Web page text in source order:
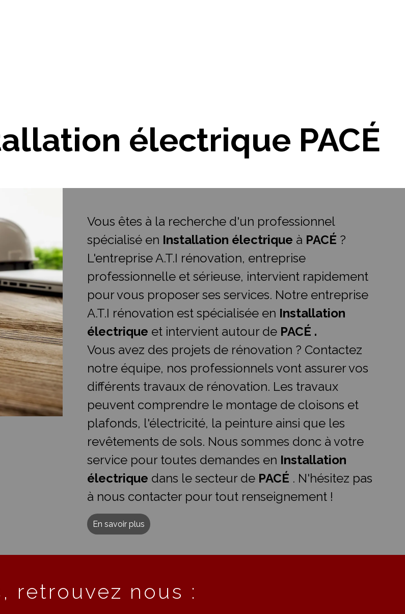
électrique PACÉ
Vous êtes à la recherche d'un professionnel
spécialisé en Installation électrique à PACÉ ?
L'entreprise A.T.I rénovation, entreprise
professionnelle et sérieuse, intervient rapidement
pour vous proposer ses services. Notre entreprise
A.T.I rénovation est spécialisée en Installation
électrique et intervient autour de PACÉ .
Vous avez des projets de rénovation ? Contactez
notre équipe, nos professionnels vont assurer vos
différents travaux de rénovation. Les travaux
peuvent comprendre le montage de cloisons et
plafonds, l'électricité, la peinture ainsi que les
revêtements de sols. Nous sommes donc à votre
service pour toutes demandes en Installation
électrique dans le secteur de PACÉ . N'hésitez pas
à nous contacter pour tout renseignement !
En savoir plus
retrouvez nous :